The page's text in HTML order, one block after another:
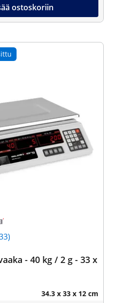
ostoskoriin
- 40 kg / 2 g - 33 x
34.3 x 33 x 12 cm